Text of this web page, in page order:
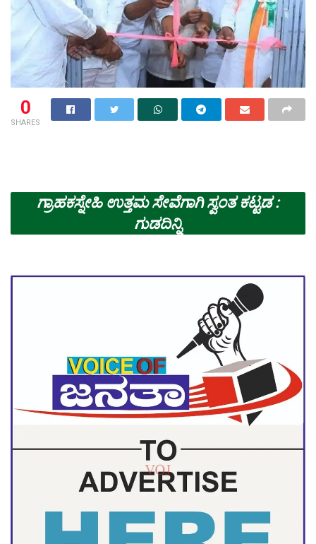
0
SHARES
ಗ್ರಾಹಕಸ್ನೇಹಿ ಉತ್ತಮ ಸೇವೆಗಾಗಿ ಸ್ವಂತ ಕಟ್ಟಡ :
ಗುಡದಿನ್ನಿ